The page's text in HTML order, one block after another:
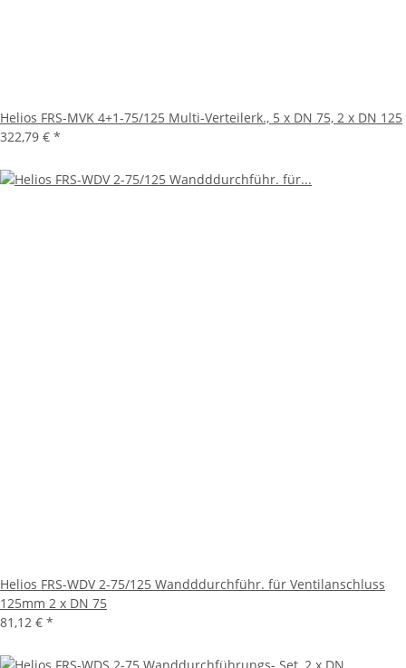
Helios FRS-MVK 4+1-75/125 Multi-Verteilerk., 5 x DN 75, 2 x DN 125
322,79 € *
Helios FRS-WDV 2-75/125 Wandddurchführ. für Ventilanschluss
125mm 2 x DN 75
81,12 € *